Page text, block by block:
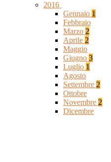
2016
Gennaio 1
Febbraio
Marzo 2
Aprile 2
Maggio
Giugno 3
Luglio 1
Agosto
Settembre 2
Ottobre
Novembre 2
Dicembre